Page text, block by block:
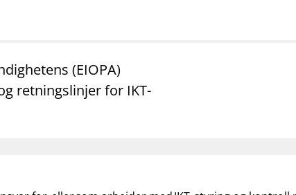
(EIOPA)
retningslinjer for IKT-